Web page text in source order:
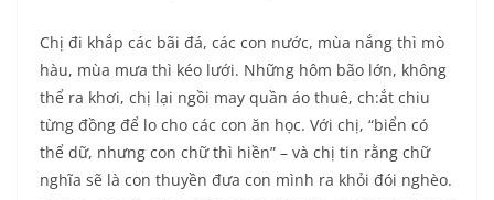
Chị đi khắp các bãi đá, các con nước, mùa nắng thì mò
hàu, mùa mưa thì kéo lưới. Những hôm bão lớn, không
thể ra khơi, chị lại ngồi may quần áo thuê, ch:ắt chiu
từng đồng để lo cho các con ăn học. Với chị, “biển có
thể dữ, nhưng con chữ thì hiền” – và chị tin rằng chữ
nghĩa sẽ là con thuyền đưa con mình ra khỏi đói nghèo.